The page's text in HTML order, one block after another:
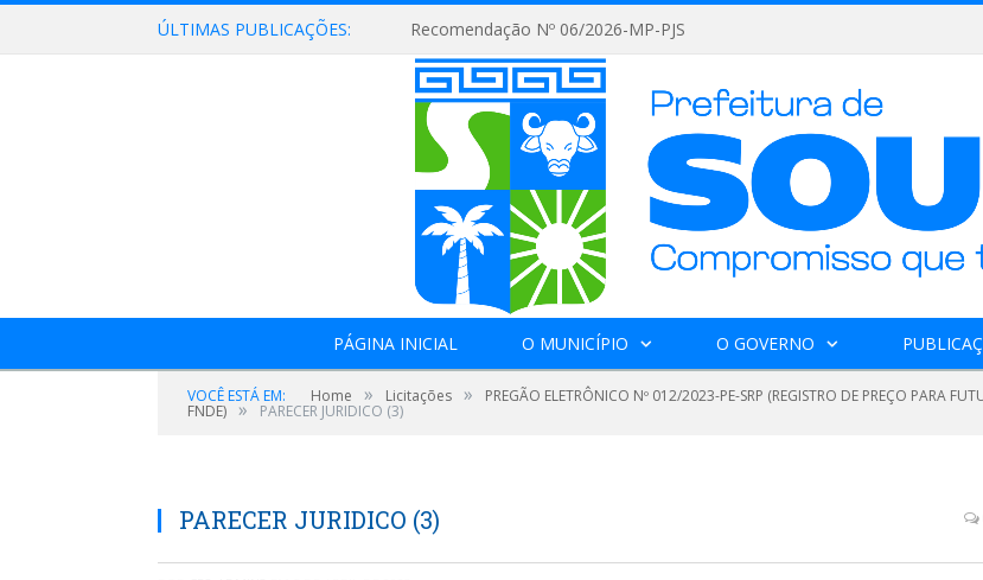
ÚLTIMAS PUBLICAÇÕES: Recomendação Nº 06/2026-MP-PJS
PÁGINA INICIAL O MUNICÍPIO O GOVERNO
VOCÊ ESTÁ EM: Home » Licitações » PREGÃO ELETRÔNICO Nº 012/2023-PE-SRP (REGISTRO DE PREÇO PARA
FNDE) » PARECER JURIDICO (3)
PARECER JURIDICO (3)